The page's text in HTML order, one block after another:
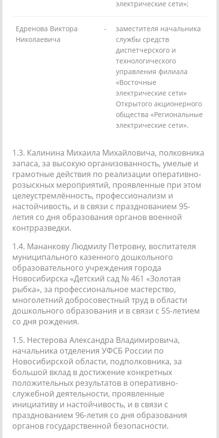
электрические сети»;
Едренова Виктора
Николаевича
-
заместителя начальника
службы средств
диспетчерского и
технологического
управления филиала
«Восточные
электрические сети»
Открытого акционерного
общества «Региональные
электрические сети».
1.3. Калинина Михаила Михайловича, полковника
запаса, за высокую организованность, умелые и
грамотные действия по реализации оперативно-
розыскных мероприятий, проявленные при этом
целеустремлённость, профессионализм и
настойчивость, и в связи с празднованием 95-
летия со дня образования органов военной
контрразведки.
1.4. Мананкову Людмилу Петровну, воспитателя
муниципального казенного дошкольного
образовательного учреждения города
Новосибирска «Детский сад № 461 «Золотая
рыбка», за профессиональное мастерство,
многолетний добросовестный труд в области
дошкольного образования и в связи с 55-летием
со дня рождения.
1.5. Нестерова Александра Владимировича,
начальника отделения УФСБ России по
Новосибирской области, подполковника, за
большой вклад в достижение конкретных
положительных результатов в оперативно-
служебной деятельности, проявленные
инициативу и настойчивость, и в связи с
празднованием 96-летия со дня образования
органов государственной безопасности.